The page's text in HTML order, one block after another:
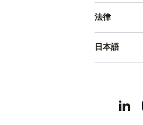
法律
日本語